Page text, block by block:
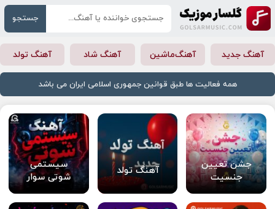
جستجو
آهنگ جدید آهنگ‌ماشین آهنگ شاد آهنگ تولد
همه فعالیت ها طبق قوانین جمهوری اسلامی ایران می باشد
جشن تعیین
جنسیت
آهنگ تولد
سیستمی
شوتی سوار